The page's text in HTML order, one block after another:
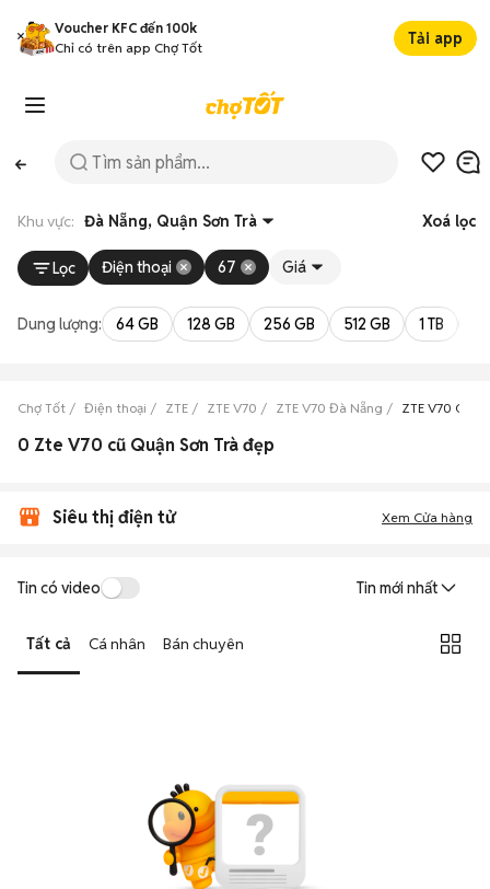
Voucher KFC đến 100k
Chỉ có trên app Chợ Tốt
Tải app
Khu vực: Đà Nẵng, Quận Sơn Trà Xoá lọc
Lọc Điện thoại 67 Giá
Dung lượng: 64 GB 128 GB 256 GB 512 GB 1 TB
Chợ Tốt Điện thoại ZTE ZTE V70 ZTE V70 Đà Nẵng ZTE V70
0 Zte V70 cũ Quận Sơn Trà đẹp
Siêu thị điện tử Xem Cửa hàng
Tin có video Tin mới nhất
Tất cả Cá nhân Bán chuyên